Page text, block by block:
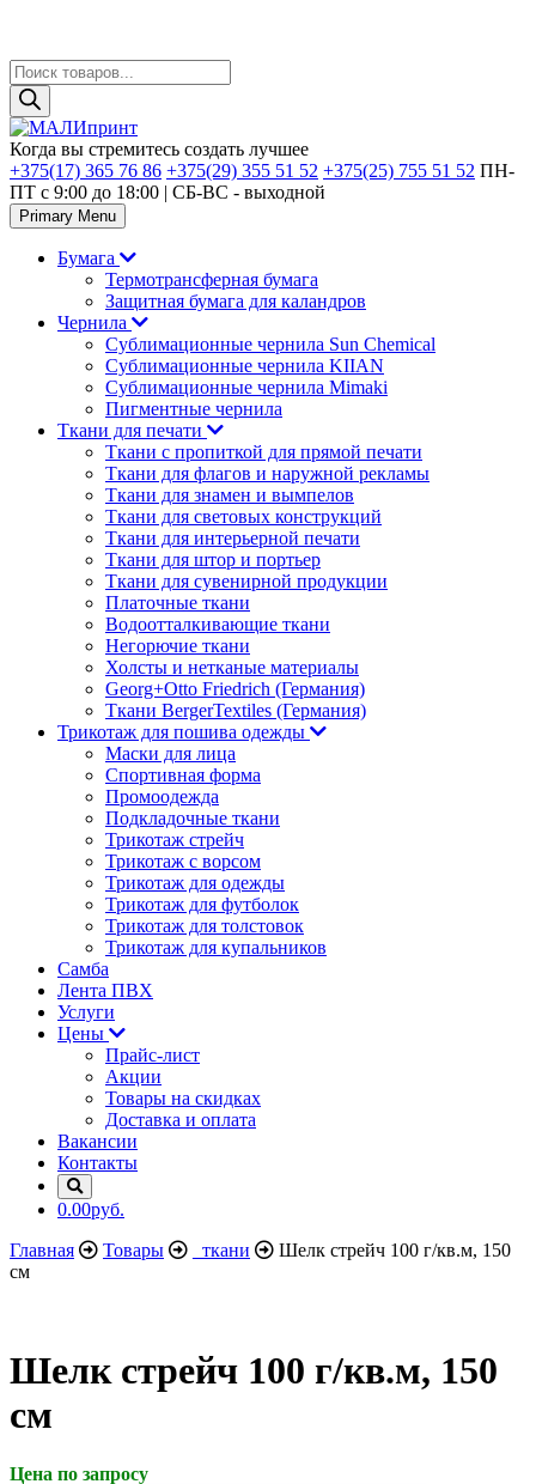
Поиск
товаров
Skip
to
content
Когда вы стремитесь создать лучшее
+375(17) 365 76 86 +375(29) 355 51 52 +375(25) 755 51 52 ПН-
ПТ с 9:00 до 18:00 | CБ-ВС - выходной
Primary Menu
Бумага
Термотрансферная бумага
Защитная бумага для каландров
Чернила
Сублимационные чернила Sun Chemical
Сублимационные чернила KIIAN
Сублимационные чернила Mimaki
Пигментные чернила
Ткани для печати
Ткани с пропиткой для прямой печати
Ткани для флагов и наружной рекламы
Ткани для знамен и вымпелов
Ткани для световых конструкций
Ткани для интерьерной печати
Ткани для штор и портьер
Ткани для сувенирной продукции
Платочные ткани
Водоотталкивающие ткани
Негорючие ткани
Холсты и нетканые материалы
Georg+Otto Friedrich (Германия)
Ткани BergerTextiles (Германия)
Трикотаж для пошива одежды
Маски для лица
Спортивная форма
Промоодежда
Подкладочные ткани
Трикотаж стрейч
Трикотаж с ворсом
Трикотаж для одежды
Трикотаж для футболок
Трикотаж для толстовок
Трикотаж для купальников
Самба
Лента ПВХ
Услуги
Цены
Прайс-лист
Акции
Товары на скидках
Доставка и оплата
Вакансии
Контакты
0.00руб.
Главная
Товары _ткани
Шелк стрейч 100 г/кв.м, 150
см
Шелк стрейч 100 г/кв.м, 150
см
Цена по запросу